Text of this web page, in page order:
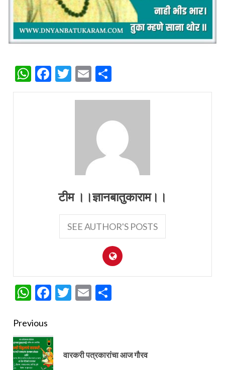
WhatsApp
Facebook
Twitter
Email
टीम ।।ज्ञानबातुकाराम।।
SEE AUTHOR'S POSTS
WhatsApp
Facebook
Twitter
Email
Continue
Previous
वारकरी पत्रकारांचा आज गौरव